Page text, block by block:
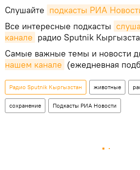
Слушайте подкасты РИА
Все интересные подкасты
канале радио Sputnik
Самые важные темы и новости
нашем канале (ежедневная
Радио Sputnik Кыргызстан животные
сохранение Подкасты РИА Новости